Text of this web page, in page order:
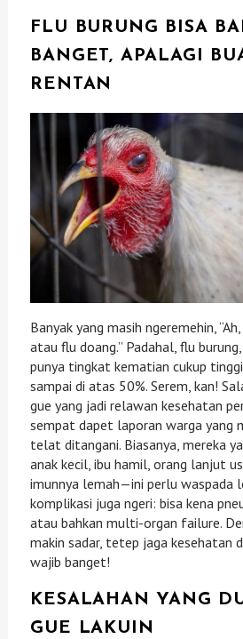
FLU BURUNG BISA
BANGET, APALAGI
RENTAN
Banyak yang masih ngeremehin,
atau flu doang.” Padahal, flu
punya tingkat kematian cukup
sampai di atas 50%. Serem, kan!
gue yang jadi relawan kesehatan
sempat dapet laporan warga yang
telat ditangani. Biasanya, mereka
anak kecil, ibu hamil, orang lanjut
imunnya lemah—ini perlu waspada
komplikasi juga ngeri: bisa kena
atau bahkan multi-organ failure.
makin sadar, tetep jaga kesehatan
wajib banget!
KESALAHAN YANG
GUE LAKUIN